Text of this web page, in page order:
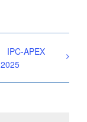
IPC-APEX
2025